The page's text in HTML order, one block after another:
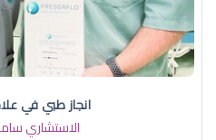
انجاز طبي في
الاستشاري